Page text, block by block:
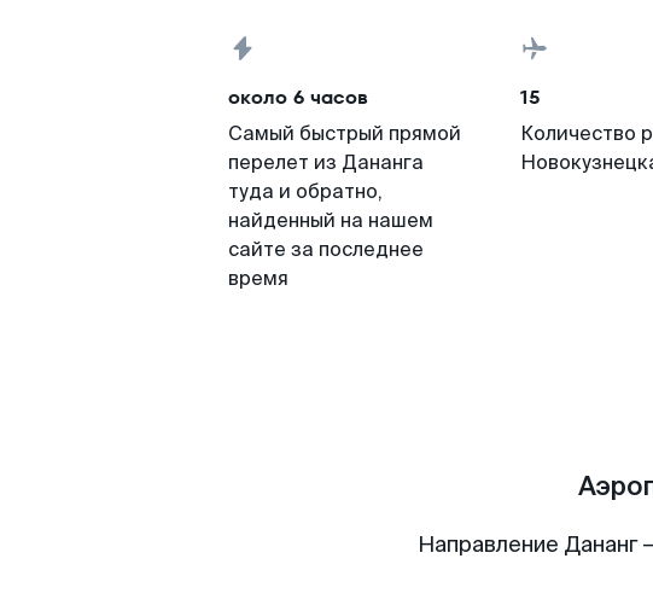
около 6 часов
Самый быстрый прямой
перелет из Дананга
туда и обратно,
найденный на нашем
сайте за последнее
время
15
Количество
Направление